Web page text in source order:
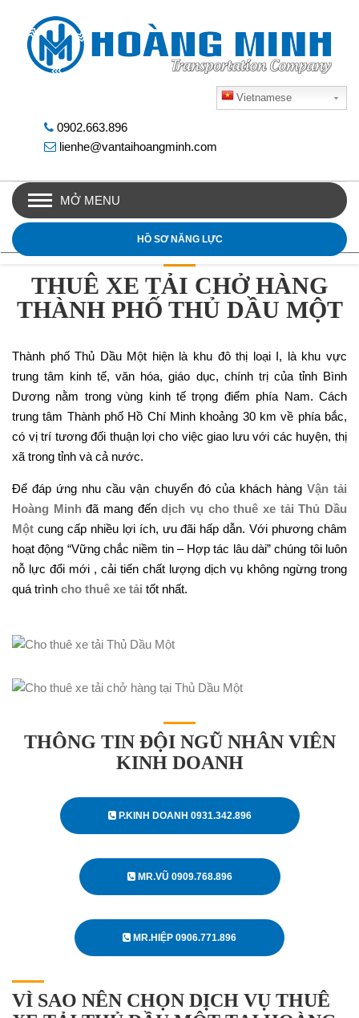
Vietnamese
0902.663.896
lienhe@vantaihoangminh.com
MỞ MENU
HỒ SƠ NĂNG LỰC
THUÊ XE TẢI CHỞ HÀNG
THÀNH PHỐ THỦ DẦU MỘT
Thành phố Thủ Dầu Một hiện là khu đô thị loại I, là khu vực
trung tâm kinh tế, văn hóa, giáo dục, chính trị của tỉnh Bình
Dương nằm trong vùng kinh tế trọng điểm phía Nam. Cách
trung tâm Thành phố Hồ Chí Minh khoảng 30 km về phía bắc,
có vị trí tương đối thuận lợi cho việc giao lưu với các huyện, thị
xã trong tỉnh và cả nước.
Để đáp ứng nhu cầu vận chuyển đó của khách hàng Vận tải
Hoàng Minhđã mang đếndịch vụ cho thuê xe tải Thủ Dầu
Một cung cấp nhiều lợi ích, ưu đãi hấp dẫn. Với phương châm
hoạt động “Vững chắc niềm tin – Hợp tác lâu dài” chúng tôi luôn
nỗ lực đổi mới , cải tiến chất lượng dịch vụ không ngừng trong
quá trình cho thuê xe tải tốt nhất.
THÔNG TIN ĐỘI NGŨ NHÂN VIÊN
KINH DOANH
P.KINH DOANH 0931.342.896
MR.VŨ 0909.768.896
MR.HIỆP 0906.771.896
VÌ SAO NÊN CHỌN DỊCH VỤ THUÊ